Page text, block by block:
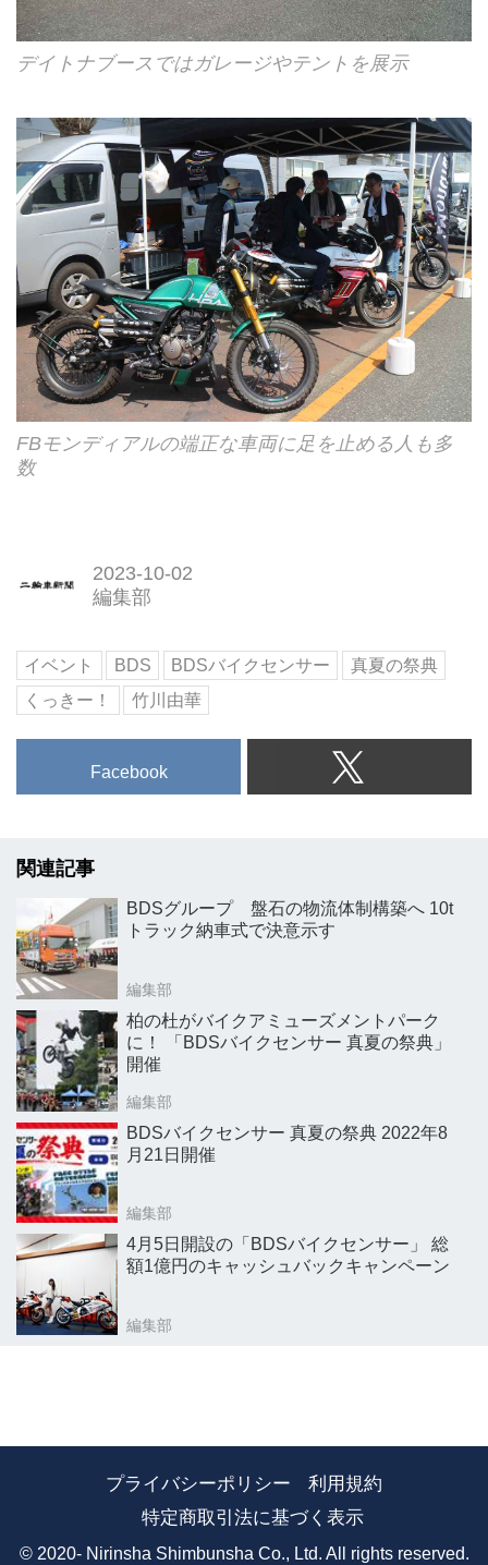
デイトナブースではガレージやテントを展示
FBモンディアルの端正な車両に足を止める人も多
数
2023-10-02
編集部
イベント BDS BDSバイクセンサー
真夏の祭典
くっきー！
竹川由華
Facebook
関連記事
BDSグループ 盤石の物流体制構築へ 10t
トラック納車式で決意示す
編集部
柏の杜がバイクアミューズメントパーク
に！ 「BDSバイクセンサー 真夏の祭典」
開催
編集部
BDSバイクセンサー 真夏の祭典 2022年8
月21日開催
編集部
4月5日開設の「BDSバイクセンサー」 総
額1億円のキャッシュバックキャンペーン
編集部
プライバシーポリシー
利用規約
特定商取引法に基づく表示
© 2020- Nirinsha Shimbunsha Co., Ltd. All rights reserved.